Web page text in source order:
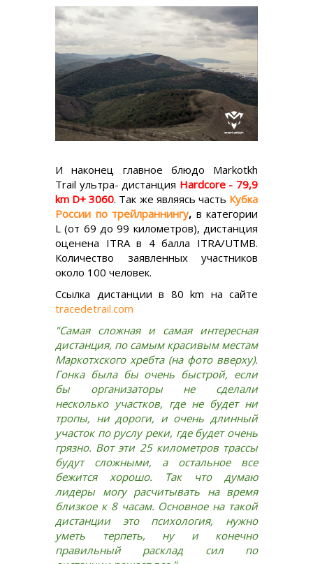
И наконец главное блюдо Markotkh
Trail ультра- дистанция Hardcore - 79,9
km D+ 3060. Так же являясь часть Кубка
России по трейлраннингу, в категории
L (от 69 до 99 километров), дистанция
оценена ITRA в 4 балла ITRA/UTMB.
Количество заявленных участников
около 100 человек.
Ссылка дистанции в 80 km на сайте
tracedetrail.com
"Самая сложная и самая интересная
дистанция, по самым красивым местам
Маркотхского хребта (на фото вверху).
Гонка была бы очень быстрой, если
бы организаторы не сделали
несколько участков, где не будет ни
тропы, ни дороги, и очень длинный
участок по руслу реки, где будет очень
грязно. Вот эти 25 километров трассы
будут сложными, а остальное все
бежится хорошо. Так что думаю
лидеры могу расчитывать на время
близкое к 8 часам. Основное на такой
дистанции это психология, нужно
уметь терпеть, ну и конечно
правильный расклад сил по